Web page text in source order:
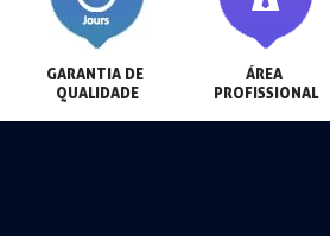
GARANTIA DE
QUALIDADE
ÁREA
PROFISSIONAL